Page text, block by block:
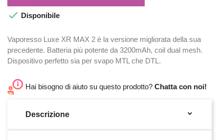
 Disponibile
Vaporesso Luxe XR MAX 2 è la versione migliorata della sua
precedente. Batteria più potente da 3200mAh, coil dual mesh.
Dispositivo perfetto sia per svapo MTL che DTL.
Hai bisogno di aiuto su questo prodotto? Chatta con noi!
Descrizione 